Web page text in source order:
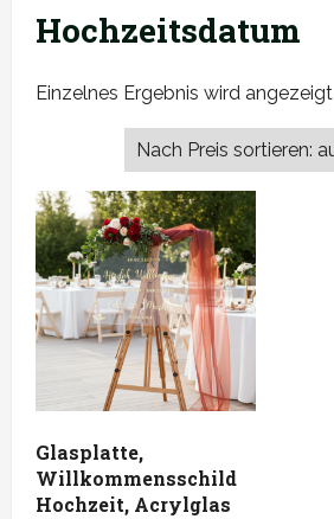
Hochzeitsdatum
Einzelnes Ergebnis wird angezeigt
Glasplatte,
Willkommensschild
Hochzeit, Acrylglas